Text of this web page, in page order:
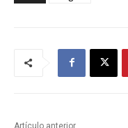
Artículo anterior